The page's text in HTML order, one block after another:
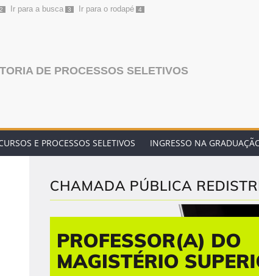
2 Ir para a busca 3 Ir para o rodapé 4
DE PROCESSOS SELETIVOS
E PROCESSOS SELETIVOS INGRESSO NA